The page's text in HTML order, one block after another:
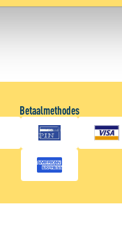
kunnen maken.
functies voor social
over je gebruik
social media,
buiten onze website
kunnen bieden. Voor
wij cookies gebruiken,
Betaalmethodes